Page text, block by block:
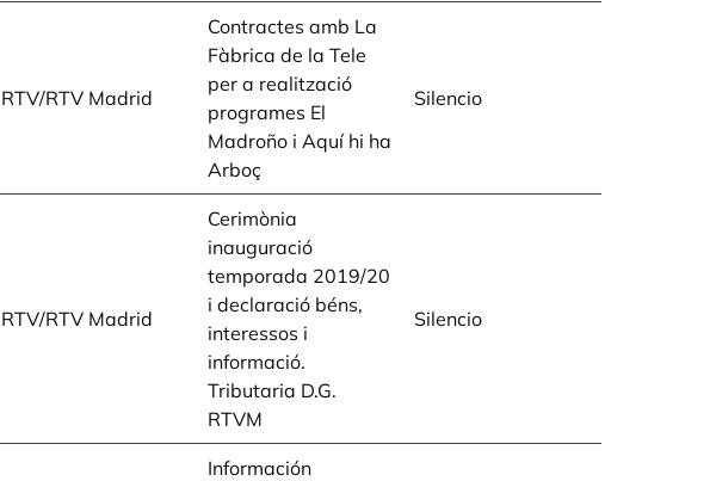
RTV/RTV Madrid
Contractes amb La
Fàbrica de la Tele
per a realització
programes El
Madroño i Aquí hi ha
Arboç
Silencio
RTV/RTV Madrid
Cerimònia
inauguració
temporada 2019/20
i declaració béns,
interessos i
informació.
Tributaria D.G.
RTVM
Silencio
Información